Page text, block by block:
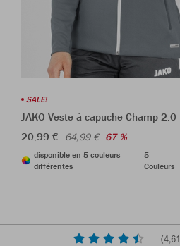
SALE!
JAKO Veste à capuche Champ 2.0
20,99 € 64,99 € 67 %
disponible en 5 couleurs
différentes
5
Couleurs
(4,61